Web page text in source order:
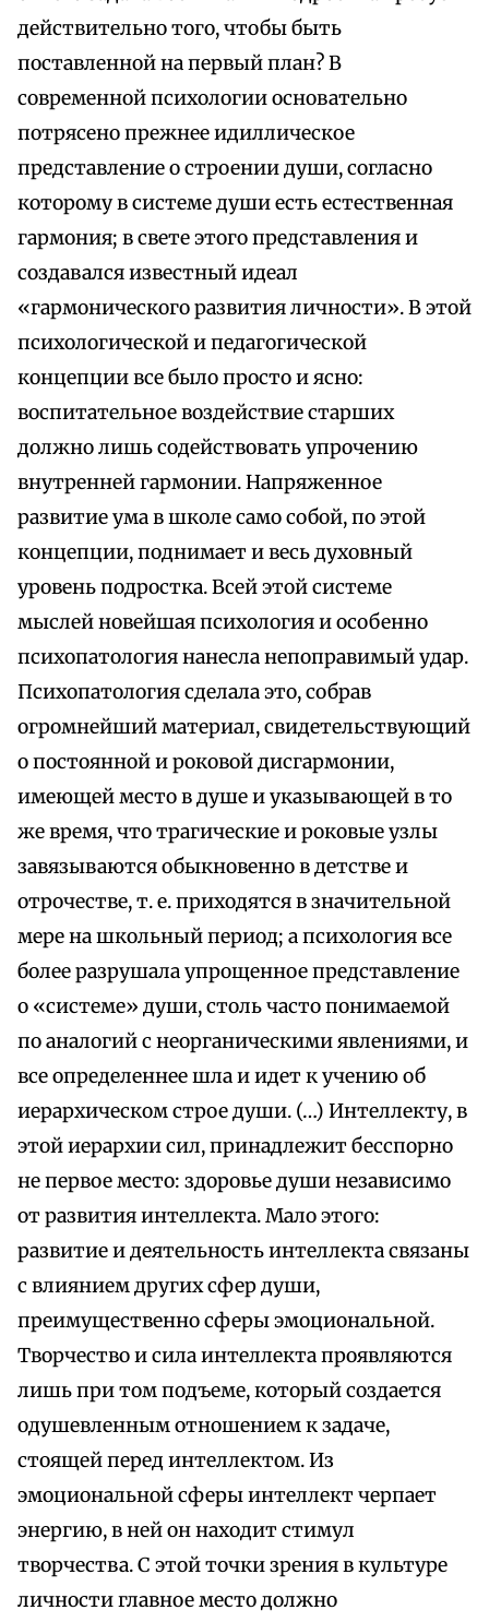
действительно того, чтобы быть
поставленной на первый план? В
современной психологии основательно
потрясено прежнее идиллическое
представление о строении души, согласно
которому в системе души есть естественная
гармония; в свете этого представления и
создавался известный идеал
«гармонического развития личности». В этой
психологической и педагогической
концепции все было просто и ясно:
воспитательное воздействие старших
должно лишь содействовать упрочению
внутренней гармонии. Напряженное
развитие ума в школе само собой, по этой
концепции, поднимает и весь духовный
уровень подростка. Всей этой системе
мыслей новейшая психология и особенно
психопатология нанесла непоправимый удар.
Психопатология сделала это, собрав
огромнейший материал, свидетельствующий
о постоянной и роковой дисгармонии,
имеющей место в душе и указывающей в то
же время, что трагические и роковые узлы
завязываются обыкновенно в детстве и
отрочестве, т. е. приходятся в значительной
мере на школьный период; а психология все
более разрушала упрощенное представление
о «системе» души, столь часто понимаемой
по аналогий с неорганическими явлениями, и
все определеннее шла и идет к учению об
иерархическом строе души. (…) Интеллекту, в
этой иерархии сил, принадлежит бесспорно
не первое место: здоровье души независимо
от развития интеллекта. Мало этого:
развитие и деятельность интеллекта связаны
с влиянием других сфер души,
преимущественно сферы эмоциональной.
Творчество и сила интеллекта проявляются
лишь при том подъеме, который создается
одушевленным отношением к задаче,
стоящей перед интеллектом. Из
эмоциональной сферы интеллект черпает
энергию, в ней он находит стимул
творчества. С этой точки зрения в культуре
личности главное место должно